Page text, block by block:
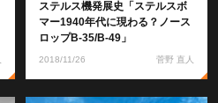
ステルス機発展史「ステルスボ
マー1940年代に現わる？ノース
ロップB-35/B-49」
2018/11/26 菅野 直人